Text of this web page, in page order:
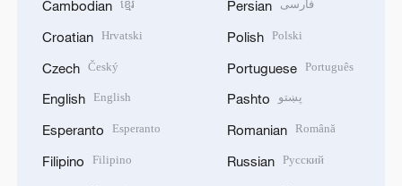
Cambodian ខ្មែរ
Croatian Hrvatski
Czech Český
English English
Esperanto Esperanto
Filipino Filipino
Persian فارسی
Polish Polski
Portuguese Português
Pashto پښتو
Romanian Română
Russian Русский